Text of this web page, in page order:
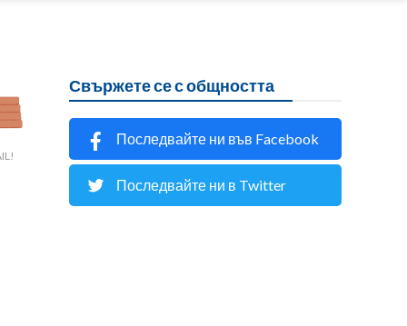
Свържете се с общността
Последвайте ни във Facebook
Последвайте ни в Twitter